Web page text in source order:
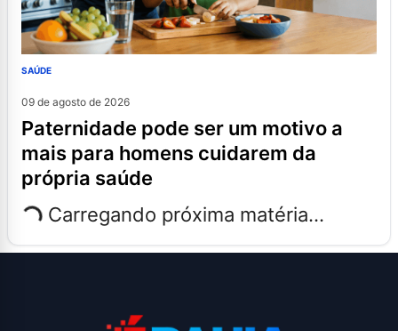
SAÚDE
09 de agosto de 2026
paternidade pode ser um motivo a
mais para homens cuidarem da
própria saúde
Carregando próxima matéria...